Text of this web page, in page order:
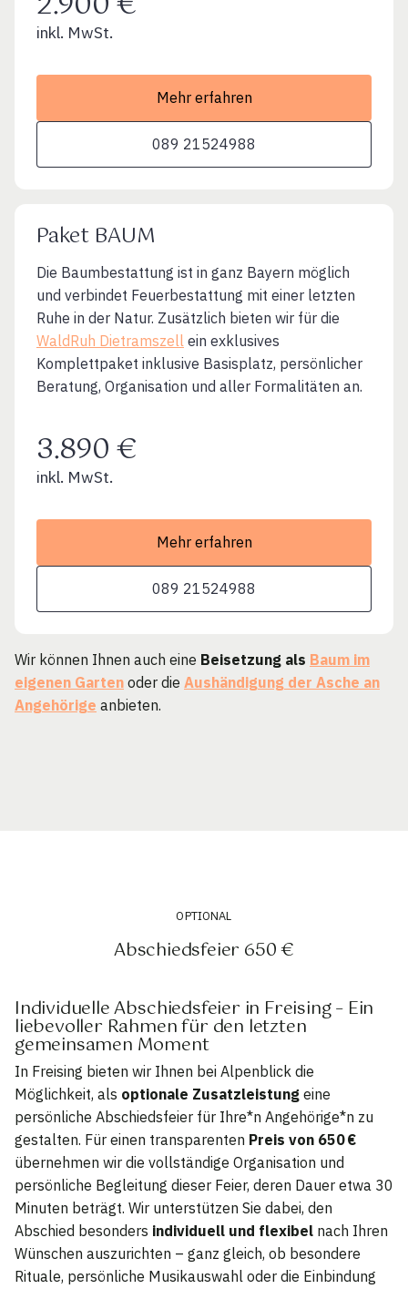
inkl. MwSt.
Mehr erfahren
089 21524988
Paket BAUM
Die Baumbestattung ist in ganz Bayern möglich
und verbindet Feuerbestattung mit einer letzten
Ruhe in der Natur. Zusätzlich bieten wir für die
WaldRuh Dietramszell ein exklusives
Komplettpaket inklusive Basisplatz, persönlicher
Beratung, Organisation und aller Formalitäten an.
3.890 €
inkl. MwSt.
Mehr erfahren
089 21524988
Wir können Ihnen auch eine Beisetzung als Baum im
eigenen Garten oder die Aushändigung der Asche an
Angehörige anbieten.
OPTIONAL
Abschiedsfeier 650 €
Individuelle Abschiedsfeier in Freising – Ein
liebevoller Rahmen für den letzten
gemeinsamen Moment
In Freising bieten wir Ihnen bei Alpenblick die
Möglichkeit, als optionale Zusatzleistung eine
persönliche Abschiedsfeier für Ihre*n Angehörige*n zu
gestalten. Für einen transparenten Preis von 650 €
übernehmen wir die vollständige Organisation und
persönliche Begleitung dieser Feier, deren Dauer etwa 30
Minuten beträgt. Wir unterstützen Sie dabei, den
Abschied besonders individuell und flexibel nach Ihren
Wünschen auszurichten – ganz gleich, ob besondere
Rituale, persönliche Musikauswahl oder die Einbindung